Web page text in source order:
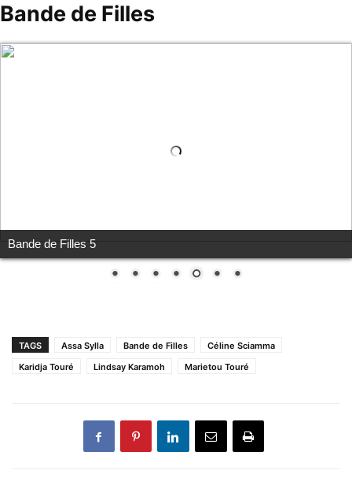
Bande de Filles
Bande de Filles 5
TAGS Assa Sylla Bande de Filles
Céline Sciamma
Karidja Touré
Lindsay Karamoh Marietou Touré